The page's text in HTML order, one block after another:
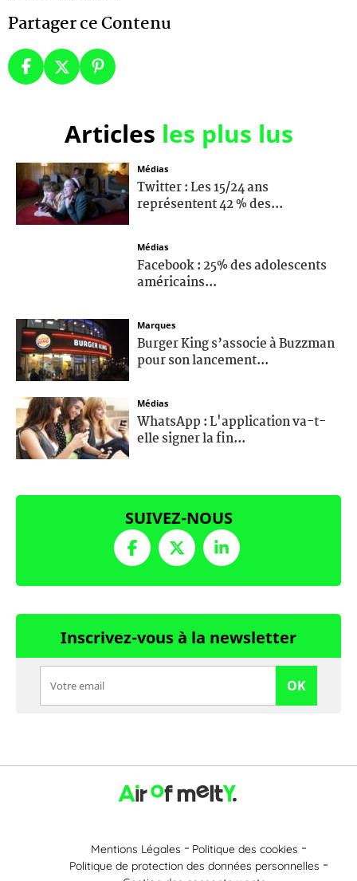
Partager ce Contenu
Articles les plus lus
Médias
Twitter : Les 15/24 ans
représentent 42 % des...
Médias
Facebook : 25% des adolescents
américains...
Marques
Burger King s’associe à Buzzman
pour son lancement...
Médias
WhatsApp : L'application va-t-
elle signer la fin...
SUIVEZ-NOUS
Inscrivez-vous à la newsletter
OK
Mentions Légales
Politique des cookies
Politique de protection des données personnelles